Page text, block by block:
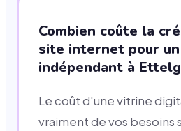
Combien coûte la
site internet pour un
indépendant à
Le coût d'une vitrine
vraiment de vos besoins